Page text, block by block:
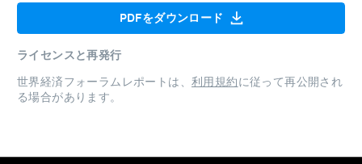
PDFをダウンロード
ライセンスと再発行
世界経済フォーラムレポートは、 利用規約に従って再公開され
る場合があります。